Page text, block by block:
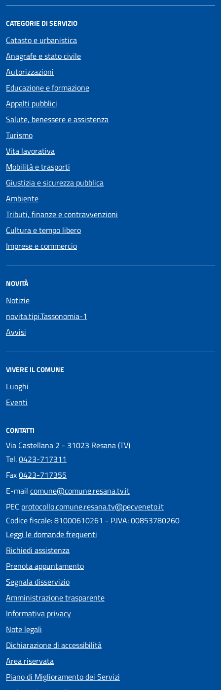
CATEGORIE DI SERVIZIO
Catasto e urbanistica
Anagrafe e stato civile
Autorizzazioni
Educazione e formazione
Appalti pubblici
Salute, benessere e assistenza
Turismo
Vita lavorativa
Mobilità e trasporti
Giustizia e sicurezza pubblica
Ambiente
Tributi, finanze e contravvenzioni
Cultura e tempo libero
Imprese e commercio
NOVITÀ
Notizie
novita.tipi.Tassonomia-1
Avvisi
VIVERE IL COMUNE
Luoghi
Eventi
CONTATTI
Via Castellana 2 - 31023 Resana (TV)
Tel.0423-717311
Fax0423-717355
E-mail comune@comune.resana.tv.it
PEC protocollo.comune.resana.tv@pecveneto.it
Codice fiscale: 81000610261 - P.IVA: 00853780260
Leggi le domande frequenti
Richiedi assistenza
Prenota appuntamento
Segnala disservizio
Amministrazione trasparente
Informativa privacy
Note legali
Dichiarazione di accessibilità
Area riservata
Piano di Miglioramento dei Servizi